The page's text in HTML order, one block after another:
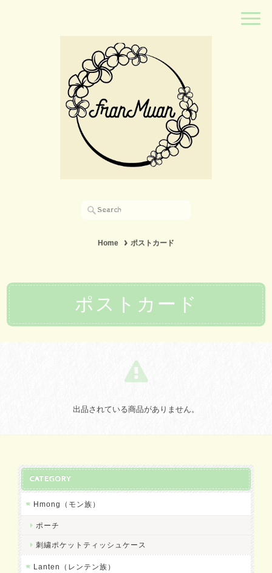
Home ポストカード
ポストカード
出品されている商品がありません。
CATEGORY
Hmong（モン族）
ポーチ
刺繍ポケットティッシュケース
Lanten（レンテン族）